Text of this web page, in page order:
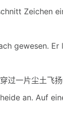
Zeichen
gewesen. Er
一片尘土飞扬
an. Auf